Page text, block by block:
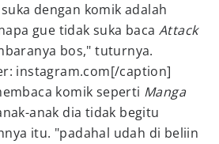
dengan komik adalah
gue tidak suka baca Attack
bos," tuturnya.
instagram.com[/caption]
komik seperti Manga
anak dia tidak begitu
itu. "padahal udah di beliin